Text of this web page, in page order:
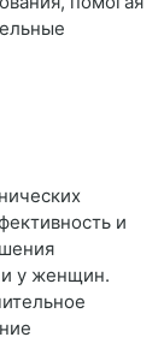
и
и у женщин.